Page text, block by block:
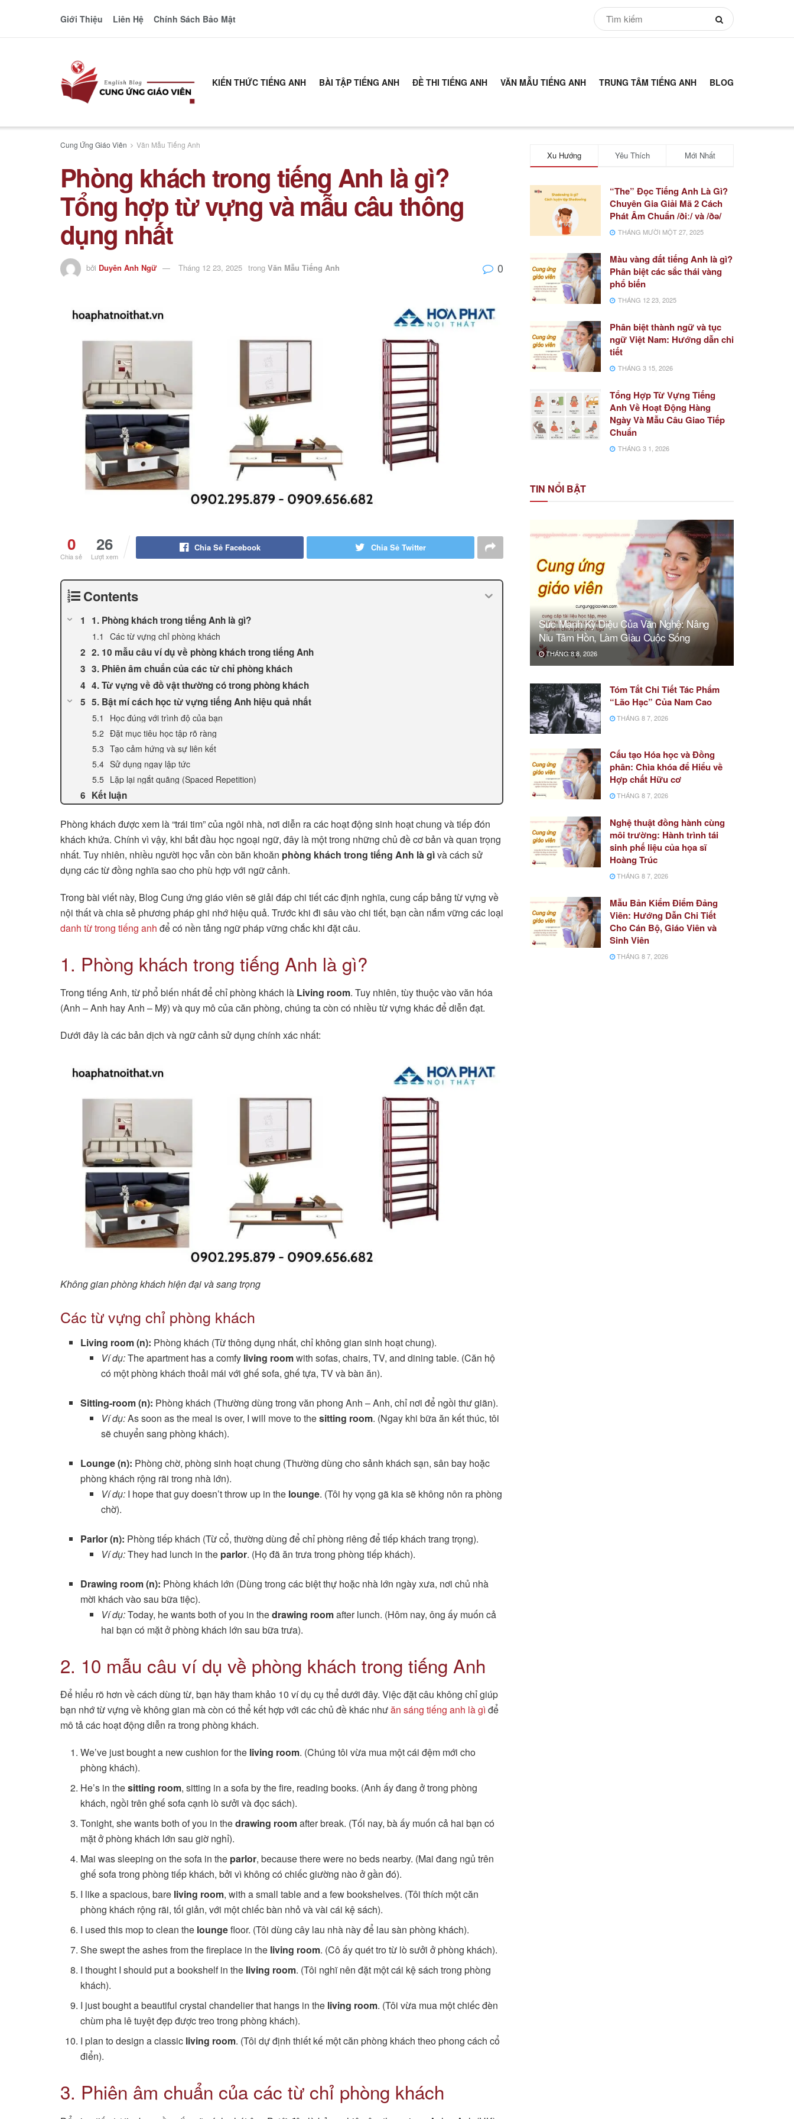
Giới Thiệu Liên Hệ Chính Sách Bảo Mật
KIẾN THỨC TIẾNG ANH BÀI TẬP TIẾNG ANH ĐỀ THI TIẾNG ANH VĂN MẪU TIẾNG ANH TRUNG TÂM TIẾNG ANH BLOG
Cung Ứng Giáo Viên Văn Mẫu Tiếng Anh
Phòng khách trong tiếng Anh là gì?
Tổng hợp từ vựng và mẫu câu thông
dụng nhất
bởi Duyên Anh Ngữ Tháng 12 23, 2025 trong Văn Mẫu Tiếng Anh 0
0
Chia sẻ
26
Lượt xem
Chia Sẻ Facebook Chia Sẻ Twitter
Contents
1. Phòng khách trong tiếng Anh là gì?
Các từ vựng chỉ phòng khách
2. 10 mẫu câu ví dụ về phòng khách trong tiếng Anh
3. Phiên âm chuẩn của các từ chỉ phòng khách
4. Từ vựng về đồ vật thường có trong phòng khách
5. Bật mí cách học từ vựng tiếng Anh hiệu quả nhất
Học đúng với trình độ của bạn
Đặt mục tiêu học tập rõ ràng
Tạo cảm hứng và sự liên kết
Sử dụng ngay lập tức
Lặp lại ngắt quãng (Spaced Repetition)
Kết luận
Phòng khách được xem là “trái tim” của ngôi nhà, nơi diễn ra các hoạt động sinh hoạt chung và tiếp đón
khách khứa. Chính vì vậy, khi bắt đầu học ngoại ngữ, đây là một trong những chủ đề cơ bản và quan trọng
nhất. Tuy nhiên, nhiều người học vẫn còn băn khoăn phòng khách trong tiếng Anh là gìvà cách sử
dụng các từ đồng nghĩa sao cho phù hợp với ngữ cảnh.
Trong bài viết này, Blog Cung ứng giáo viên sẽ giải đáp chi tiết các định nghĩa, cung cấp bảng từ vựng về
nội thất và chia sẻ phương pháp ghi nhớ hiệu quả. Trước khi đi sâu vào chi tiết, bạn cần nắm vững các loại
danh từ trong tiếng anh để có nền tảng ngữ pháp vững chắc khi đặt câu.
1. Phòng khách trong tiếng Anh là gì?
Trong tiếng Anh, từ phổ biến nhất để chỉ phòng khách là Living room. Tuy nhiên, tùy thuộc vào văn hóa
(Anh – Anh hay Anh – Mỹ) và quy mô của căn phòng, chúng ta còn có nhiều từ vựng khác để diễn đạt.
Dưới đây là các bản dịch và ngữ cảnh sử dụng chính xác nhất:
Không gian phòng khách hiện đại và sang trọng
Các từ vựng chỉ phòng khách
Living room (n): Phòng khách (Từ thông dụng nhất, chỉ không gian sinh hoạt chung).
Ví dụ:The apartment has a comfy living roomwith sofas, chairs, TV, and dining table. (Căn hộ
có một phòng khách thoải mái với ghế sofa, ghế tựa, TV và bàn ăn).
Sitting-room (n): Phòng khách (Thường dùng trong văn phong Anh – Anh, chỉ nơi để ngồi thư giãn).
Ví dụ:As soon as the meal is over, I will move to thesitting room. (Ngay khi bữa ăn kết thúc, tôi
sẽ chuyển sang phòng khách).
Lounge (n): Phòng chờ, phòng sinh hoạt chung (Thường dùng cho sảnh khách sạn, sân bay hoặc
phòng khách rộng rãi trong nhà lớn).
Ví dụ:I hope that guy doesn’t throw up in the lounge. (Tôi hy vọng gã kia sẽ không nôn ra phòng
chờ).
Parlor (n): Phòng tiếp khách (Từ cổ, thường dùng để chỉ phòng riêng để tiếp khách trang trọng).
Ví dụ:They had lunch in the parlor. (Họ đã ăn trưa trong phòng tiếp khách).
Drawing room (n): Phòng khách lớn (Dùng trong các biệt thự hoặc nhà lớn ngày xưa, nơi chủ nhà
mời khách vào sau bữa tiệc).
Ví dụ:Today, he wants both of you in thedrawing roomafter lunch. (Hôm nay, ông ấy muốn cả
hai bạn có mặt ở phòng khách lớn sau bữa trưa).
2. 10 mẫu câu ví dụ về phòng khách trong tiếng Anh
Để hiểu rõ hơn về cách dùng từ, bạn hãy tham khảo 10 ví dụ cụ thể dưới đây. Việc đặt câu không chỉ giúp
bạn nhớ từ vựng về không gian mà còn có thể kết hợp với các chủ đề khác nhưăn sáng tiếng anh là gì để
mô tả các hoạt động diễn ra trong phòng khách.
We’ve just bought a new cushion for the living room. (Chúng tôi vừa mua một cái đệm mới cho
phòng khách).
He’s in thesitting room, sitting in a sofa by the fire, reading books. (Anh ấy đang ở trong phòng
khách, ngồi trên ghế sofa cạnh lò sưởi và đọc sách).
Tonight, she wants both of you in thedrawing roomafter break. (Tối nay, bà ấy muốn cả hai bạn có
mặt ở phòng khách lớn sau giờ nghỉ).
Mai was sleeping on the sofa in the parlor, because there were no beds nearby. (Mai đang ngủ trên
ghế sofa trong phòng tiếp khách, bởi vì không có chiếc giường nào ở gần đó).
I like a spacious, bare living room, with a small table and a few bookshelves. (Tôi thích một căn
phòng khách rộng rãi, tối giản, với một chiếc bàn nhỏ và vài cái kệ sách).
I used this mop to clean the loungefloor. (Tôi dùng cây lau nhà này để lau sàn phòng khách).
She swept the ashes from the fireplace in the living room. (Cô ấy quét tro từ lò sưởi ở phòng khách).
I thought I should put a bookshelf in the living room. (Tôi nghĩ nên đặt một cái kệ sách trong phòng
khách).
I just bought a beautiful crystal chandelier that hangs in the living room. (Tôi vừa mua một chiếc đèn
chùm pha lê tuyệt đẹp được treo trong phòng khách).
I plan to design a classic living room. (Tôi dự định thiết kế một căn phòng khách theo phong cách cổ
điển).
3. Phiên âm chuẩn của các từ chỉ phòng khách
Xu Hướng Yêu Thích Mới Nhất
“The” Đọc Tiếng Anh Là Gì?
Chuyên Gia Giải Mã 2 Cách
Phát Âm Chuẩn /ðiː/ và /ðə/
THÁNG MƯỜI MỘT 27, 2025
Màu vàng đất tiếng Anh là gì?
Phân biệt các sắc thái vàng
phổ biến
THÁNG 12 23, 2025
Phân biệt thành ngữ và tục
ngữ Việt Nam: Hướng dẫn chi
tiết
THÁNG 3 15, 2026
Tổng Hợp Từ Vựng Tiếng
Anh Về Hoạt Động Hàng
Ngày Và Mẫu Câu Giao Tiếp
Chuẩn
THÁNG 3 1, 2026
TIN NỔI BẬT
Sức Mạnh Kỳ Diệu Của Văn Nghệ: Nâng
Niu Tâm Hồn, Làm Giàu Cuộc Sống
THÁNG 8 8, 2026
Tóm Tắt Chi Tiết Tác Phẩm
“Lão Hạc” Của Nam Cao
THÁNG 8 7, 2026
Cấu tạo Hóa học và Đồng
phân: Chìa khóa để Hiểu về
Hợp chất Hữu cơ
THÁNG 8 7, 2026
Nghệ thuật đồng hành cùng
môi trường: Hành trình tái
sinh phế liệu của họa sĩ
Hoàng Trúc
THÁNG 8 7, 2026
Mẫu Bản Kiểm Điểm Đảng
Viên: Hướng Dẫn Chi Tiết
Cho Cán Bộ, Giáo Viên và
Sinh Viên
THÁNG 8 7, 2026